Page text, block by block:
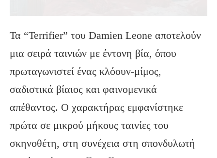
Τα “Terrifier” του Damien Leone αποτελούν
μια σειρά ταινιών με έντονη βία, όπου
πρωταγωνιστεί ένας κλόουν-μίμος,
σαδιστικά βίαιος και φαινομενικά
απέθαντος. Ο χαρακτήρας εμφανίστηκε
πρώτα σε μικρού μήκους ταινίες του
σκηνοθέτη, στη συνέχεια στη σπονδυλωτή